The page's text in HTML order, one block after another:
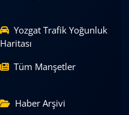
Yozgat Trafik Yoğunluk
Haritası
Tüm Manşetler
Haber Arşivi